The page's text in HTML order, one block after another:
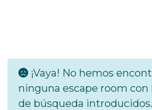
¡Vaya! No hemos
ninguna escape room con
de búsqueda introducidos.